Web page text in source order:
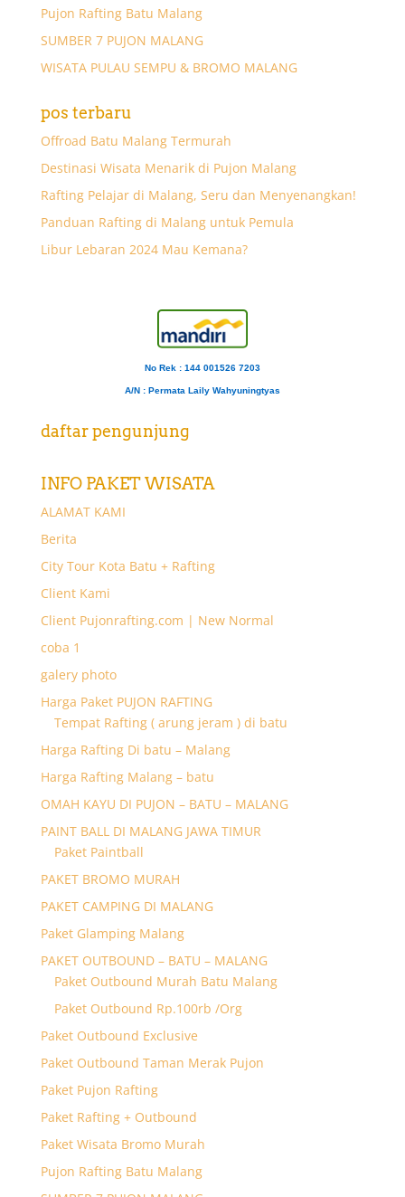
Pujon Rafting Batu Malang
SUMBER 7 PUJON MALANG
WISATA PULAU SEMPU & BROMO MALANG
pos terbaru
Offroad Batu Malang Termurah
Destinasi Wisata Menarik di Pujon Malang
Rafting Pelajar di Malang, Seru dan Menyenangkan!
Panduan Rafting di Malang untuk Pemula
Libur Lebaran 2024 Mau Kemana?
No Rek : 144 001526 7203
A/N : Permata Laily Wahyuningtyas
daftar pengunjung
INFO PAKET WISATA
ALAMAT KAMI
Berita
City Tour Kota Batu + Rafting
Client Kami
Client Pujonrafting.com | New Normal
coba 1
galery photo
Harga Paket PUJON RAFTING
Tempat Rafting ( arung jeram ) di batu
Harga Rafting Di batu – Malang
Harga Rafting Malang – batu
OMAH KAYU DI PUJON – BATU – MALANG
PAINT BALL DI MALANG JAWA TIMUR
Paket Paintball
PAKET BROMO MURAH
PAKET CAMPING DI MALANG
Paket Glamping Malang
PAKET OUTBOUND – BATU – MALANG
Paket Outbound Murah Batu Malang
Paket Outbound Rp.100rb /Org
Paket Outbound Exclusive
Paket Outbound Taman Merak Pujon
Paket Pujon Rafting
Paket Rafting + Outbound
Paket Wisata Bromo Murah
Pujon Rafting Batu Malang